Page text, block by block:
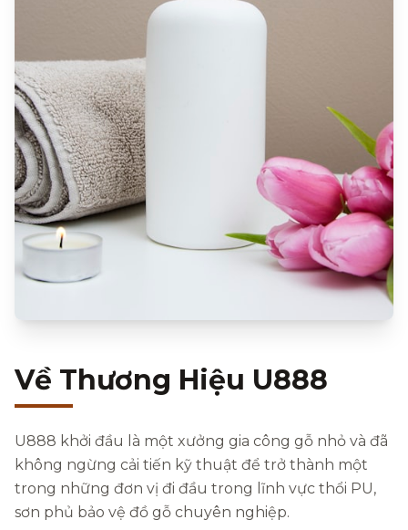
Về Thương Hiệu U888
U888 khởi đầu là một xưởng gia công gỗ nhỏ và đã
không ngừng cải tiến kỹ thuật để trở thành một
trong những đơn vị đi đầu trong lĩnh vực thổi PU,
sơn phủ bảo vệ đồ gỗ chuyên nghiệp.